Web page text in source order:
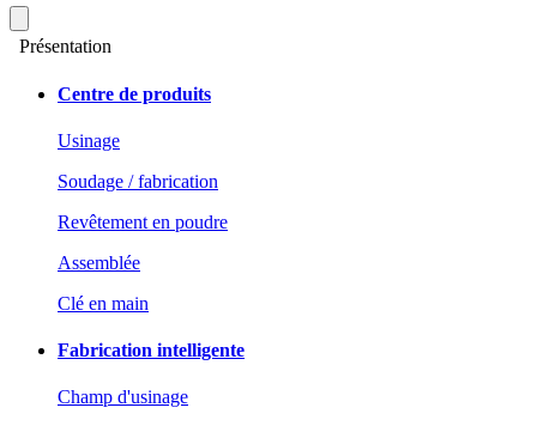
Présentation
Centre de produits
Usinage
Soudage / fabrication
Revêtement en poudre
Assemblée
Clé en main
Fabrication intelligente
Champ d'usinage